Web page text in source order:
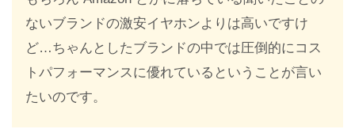
ないブランドの激安イヤホンよりは高いですけ
ど…ちゃんとしたブランドの中では圧倒的にコス
トパフォーマンスに優れているということが言い
たいのです。